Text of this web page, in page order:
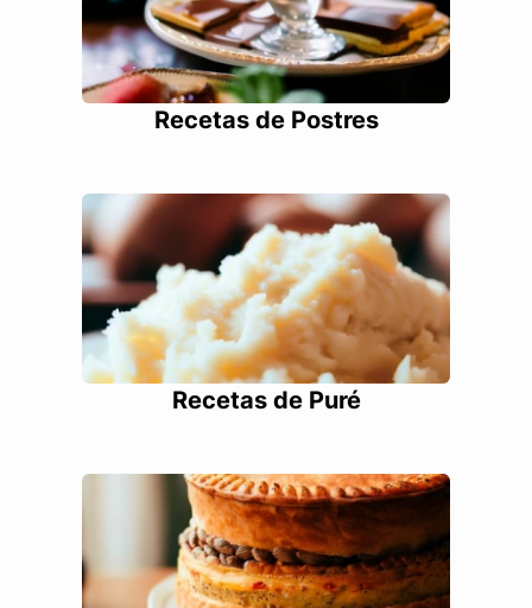
Recetas de Postres
Recetas de Puré